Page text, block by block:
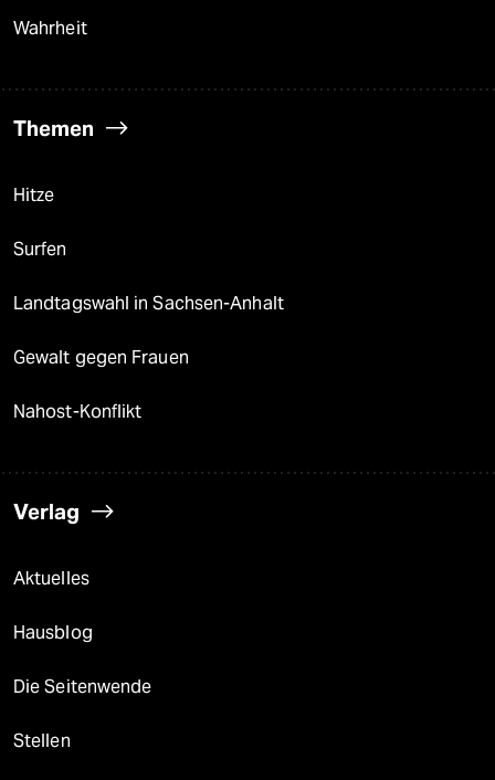
Wahrheit
Themen
Hitze
Surfen
Landtagswahl in Sachsen-Anhalt
Gewalt gegen Frauen
Nahost-Konflikt
Verlag
Aktuelles
Hausblog
Die Seitenwende
Stellen